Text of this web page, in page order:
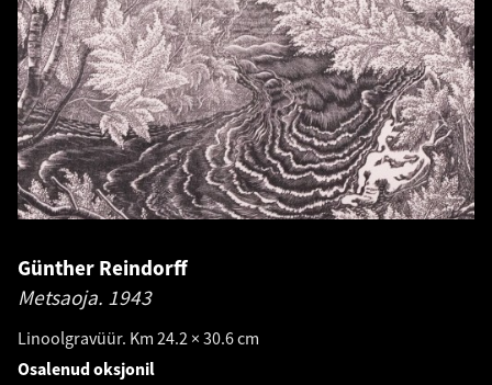
Günther Reindorff
Metsaoja. 1943
Linoolgravüür. Km 24.2 × 30.6 cm
Osalenud oksjonil